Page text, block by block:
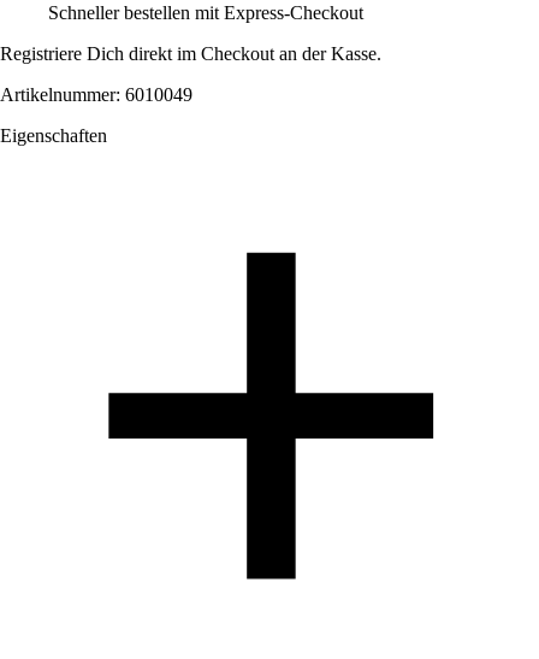
Schneller bestellen mit Express-Checkout
Registriere Dich direkt im Checkout an der Kasse.
Artikelnummer: 6010049
Eigenschaften